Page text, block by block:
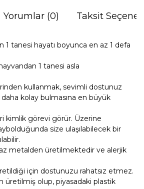
Yorumlar (0) Taksit
1 tanesi hayatı boyunca en az 1 defa
1 tanesi asla
kullanmak, sevimli dostunuz
kolay bulmasına en büyük
kimlik görevi görür. Üzerine
size ulaşılabilecek bir
metalden üretilmektedir ve alerjik
için dostunuzu rahatsız etmez.
üretilmiş olup, piyasadaki plastik